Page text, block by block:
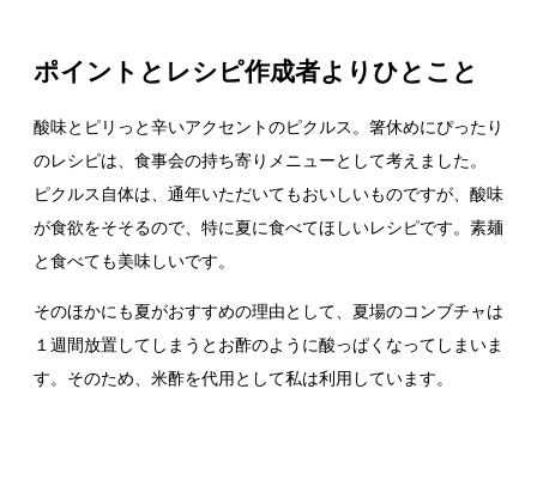
ポイントとレシピ作成者よりひとこと
酸味とピリっと辛いアクセントのピクルス。箸休めにぴったり
のレシピは、食事会の持ち寄りメニューとして考えました。
ピクルス自体は、通年いただいてもおいしいものですが、酸味
が食欲をそそるので、特に夏に食べてほしいレシピです。素麺
と食べても美味しいです。
そのほかにも夏がおすすめの理由として、夏場のコンブチャは
１週間放置してしまうとお酢のように酸っぱくなってしまいま
す。そのため、米酢を代用として私は利用しています。